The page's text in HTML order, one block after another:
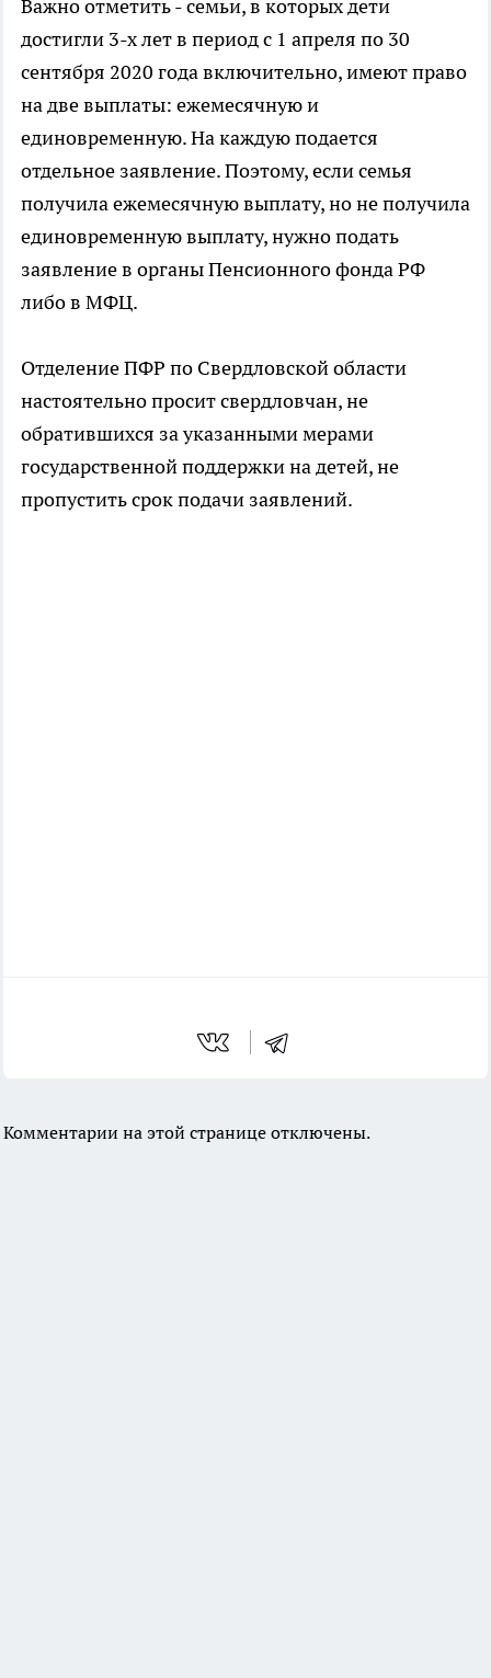
Важно отметить - семьи, в которых дети
достигли 3-х лет в период с 1 апреля по 30
сентября 2020 года включительно, имеют право
на две выплаты: ежемесячную и
единовременную. На каждую подается
отдельное заявление. Поэтому, если семья
получила ежемесячную выплату, но не получила
единовременную выплату, нужно подать
заявление в органы Пенсионного фонда РФ
либо в МФЦ.
Отделение ПФР по Свердловской области
настоятельно просит свердловчан, не
обратившихся за указанными мерами
государственной поддержки на детей, не
пропустить срок подачи заявлений.
Комментарии на этой странице отключены.